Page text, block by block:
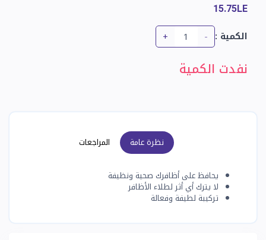
15.75LE
الكمية : -
+
نفدت الكمية
نظرة عامة المراجعات
يحافظ على أظافرك صحية ونظيفة
لا يترك أي أثر لطلاء الأظافر
تركيبة لطيفة وفعالة